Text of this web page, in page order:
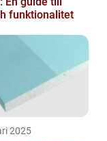
funktionalitet
2025